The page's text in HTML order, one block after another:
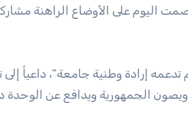
والصمت اليوم على الأوضاع الراهنة
تدعمه إرادة وطنية جامعة”، داعياً
ويصون الجمهورية ويدافع عن